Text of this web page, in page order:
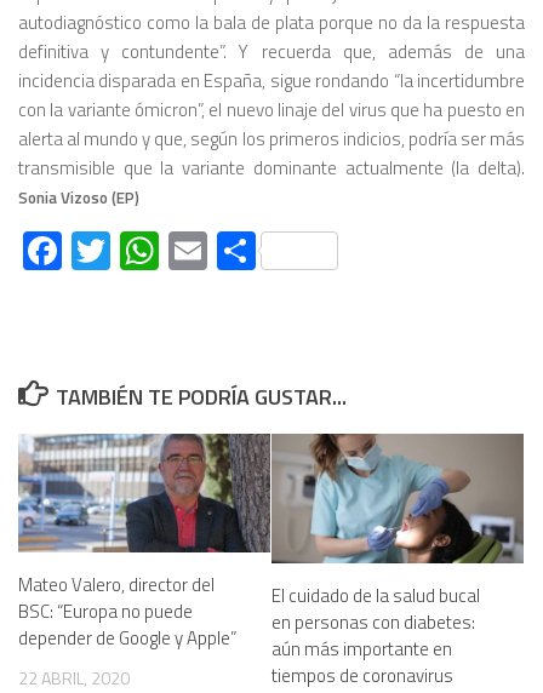
autodiagnóstico como la bala de plata porque no da la respuesta
definitiva y contundente”. Y recuerda que, además de una
incidencia disparada en España, sigue rondando “la incertidumbre
con la variante ómicron”, el nuevo linaje del virus que ha puesto en
alerta al mundo y que, según los primeros indicios, podría ser más
transmisible que la variante dominante actualmente (la delta).
Sonia Vizoso (EP)
Facebook
Twitter
WhatsApp
EmailCompartir
TAMBIÉN TE PODRÍA GUSTAR...
Mateo Valero, director del
BSC: “Europa no puede
depender de Google y Apple”
22 ABRIL, 2020
El cuidado de la salud bucal
en personas con diabetes:
aún más importante en
tiempos de coronavirus